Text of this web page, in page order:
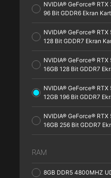
NVIDIA® GeForce® RTX
96 Bit GDDR6 Ekran
NVIDIA® GeForce® RTX
128 Bit GDDR7 Ekran
NVIDIA® GeForce® RTX
16GB 128 Bit GDDR7
NVIDIA® GeForce® RTX
12GB 196 Bit GDDR7
NVIDIA® GeForce® RTX
16GB 256 Bit GDDR7
RAM
8GB DDR5 4800MHZ